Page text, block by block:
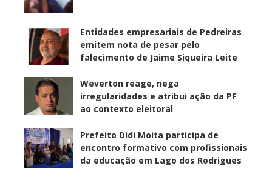
Entidades empresariais de Pedreiras
emitem nota de pesar pelo
falecimento de Jaime Siqueira Leite
Weverton reage, nega
irregularidades e atribui ação da PF
ao contexto eleitoral
Prefeito Didi Moita participa de
encontro formativo com profissionais
da educação em Lago dos Rodrigues